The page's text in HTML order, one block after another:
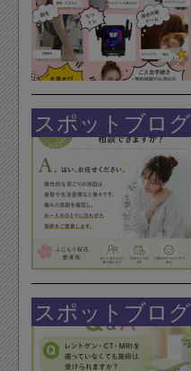
スポットブログ
スポットブログ